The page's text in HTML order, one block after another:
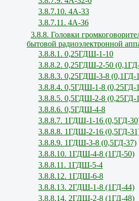
3.8.7.10. 4А-33
3.8.7.11. 4А-36
3.8.8. Головки
бытовой радиоэлектронной
3.8.8.1. 0,25ГДШ-1-10
3.8.8.2. 0,25ГДШ-2-50
3.8.8.3. 0,25ГДШ-3-8
3.8.8.4. 0,5ГДШ-1-8 (0,25ГД-
3.8.8.5. 0,5ГДШ-2-8 (0,25ГД-
3.8.8.6. 0,5ГДШ-4-8
3.8.8.7. 1ГДШ-1-16 (0,5ГД-
3.8.8.8. 1ГДШ-2-16 (0,5ГД-
3.8.8.9. 1ГДШ-3-8 (0,5ГД-37)
3.8.8.10. 1ГДШ-4-8 (1ГД-50)
3.8.8.11. 1ГДШ-5-4
3.8.8.12. 1ГДШ-6-8
3.8.8.13. 2ГДШ-1-8 (1ГД-44)
3.8.8.14. 2ГДШ-2-8 (1ГД-48)